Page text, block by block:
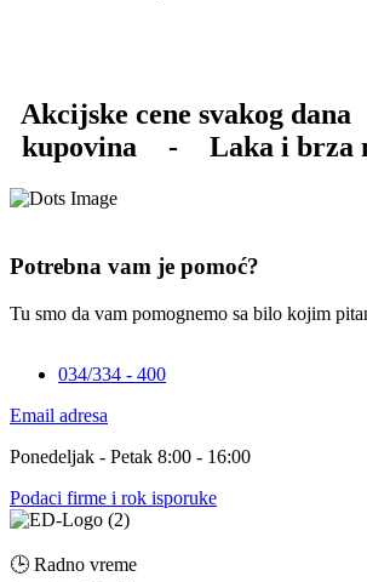
Akcijske cene svakog dana
kupovina
- Laka i brza
Potrebna vam je pomoć?
Tu smo da vam pomognemo sa bilo kojim
034/334 - 400
Email adresa
Ponedeljak - Petak 8:00 - 16:00
Podaci firme i rok isporuke
🕒 Radno vreme